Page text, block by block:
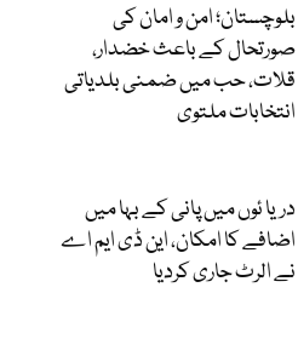
بلوچستان؛ امن و امان کی
صورتحال کے باعث خضدار،
قلات، حب میں ضمنی بلدیاتی
انتخابات ملتوی
دریا ئوں میں پانی کے بہا میں
اضافے کا امکان، این ڈی ایم اے
نے الرٹ جاری کردیا